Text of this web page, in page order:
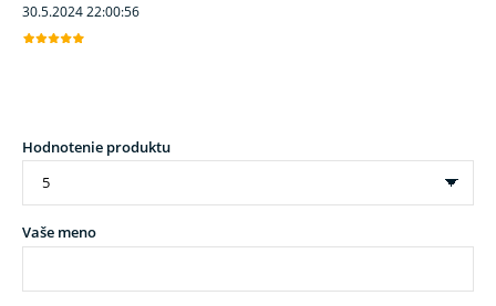
30.5.2024 22:00:56
Hodnotenie produktu
Vaše meno